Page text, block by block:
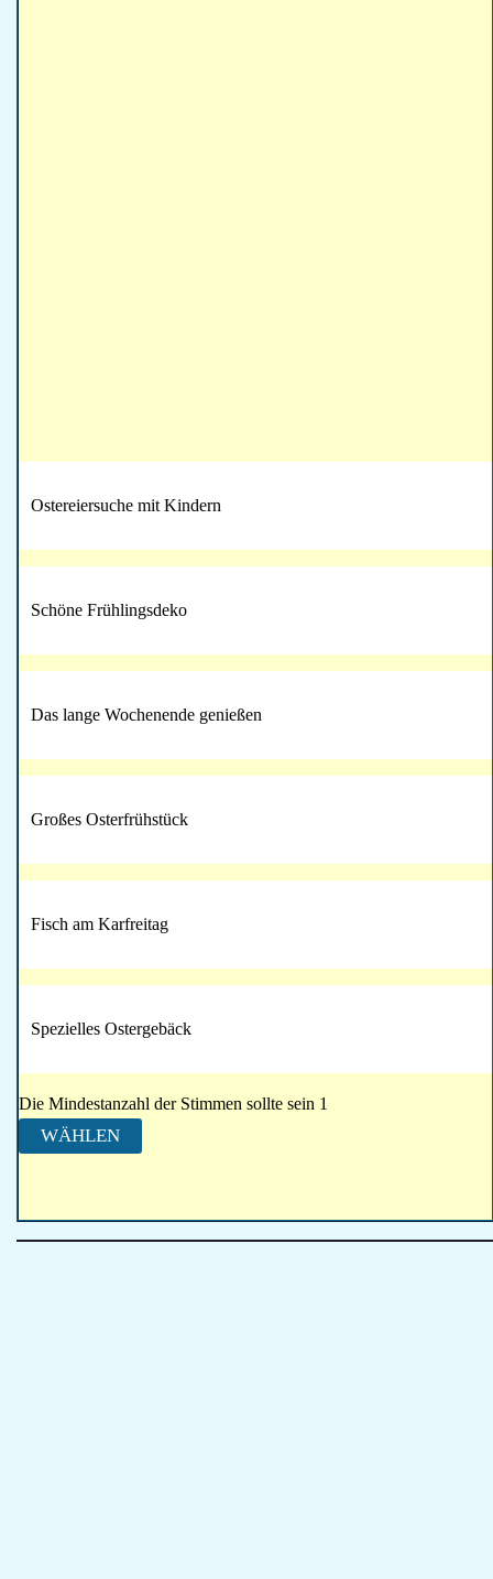
Ostereiersuche mit Kindern
Schöne Frühlingsdeko
Das lange Wochenende genießen
Großes Osterfrühstück
Fisch am Karfreitag
Spezielles Ostergebäck
Die Mindestanzahl der Stimmen sollte sein 1